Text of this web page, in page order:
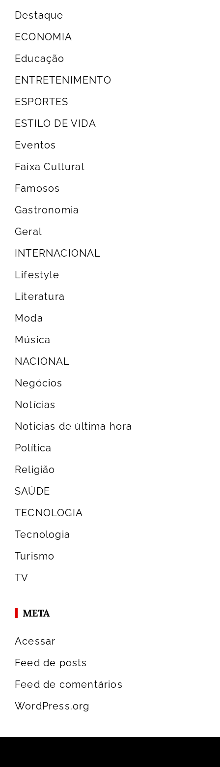
Destaque
ECONOMIA
Educação
ENTRETENIMENTO
ESPORTES
ESTILO DE VIDA
Eventos
Faixa Cultural
Famosos
Gastronomia
Geral
INTERNACIONAL
Lifestyle
Literatura
Moda
Música
NACIONAL
Negócios
Notícias
Noticias de última hora
Política
Religião
SAÚDE
TECNOLOGIA
Tecnologia
Turismo
TV
META
Acessar
Feed de posts
Feed de comentários
WordPress.org